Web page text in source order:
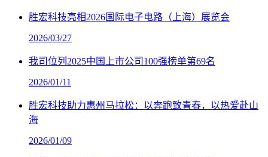
胜宏科技亮相2026国际电子电路（上海）展览会
2026/03/27
我司位列2025中国上市公司100强榜单第69名
2026/01/11
胜宏科技助力惠州马拉松：以奔跑致青春，以热爱赴山
海
2026/01/09